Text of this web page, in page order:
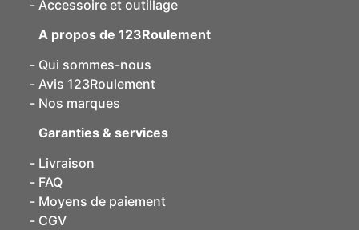
Accessoire et outillage
A propos de 123Roulement
Qui sommes-nous
Avis 123Roulement
Nos marques
Garanties & services
Livraison
FAQ
Moyens de paiement
CGV